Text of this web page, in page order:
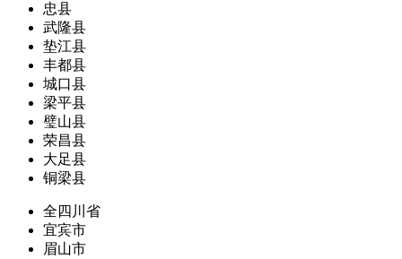
忠县
武隆县
垫江县
丰都县
城口县
梁平县
璧山县
荣昌县
大足县
铜梁县
全四川省
宜宾市
眉山市